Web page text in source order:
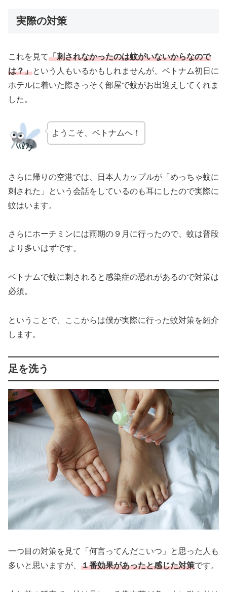
実際の対策
これを見て「刺されなかったのは蚊がいないからなので
は？」という人もいるかもしれませんが、ベトナム初日に
ホテルに着いた際さっそく部屋で蚊がお出迎えしてくれま
した。
ようこそ、ベトナムへ！
さらに帰りの空港では、日本人カップルが「めっちゃ蚊に
刺された」という会話をしているのも耳にしたので実際に
蚊はいます。
さらにホーチミンには雨期の９月に行ったので、蚊は普段
より多いはずです。
ベトナムで蚊に刺されると感染症の恐れがあるので対策は
必須。
ということで、ここからは僕が実際に行った蚊対策を紹介
します。
足を洗う
一つ目の対策を見て「何言ってんだこいつ」と思った人も
多いと思いますが、 １番効果があったと感じた対策です。